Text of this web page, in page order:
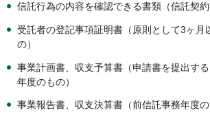
信託行為の内容を確認できる書類（信託契約
受託者の登記事項証明書（原則として3ヶ月
の）
事業計画書、収支予算書（申請書を提出す
年度のもの）
事業報告書、収支決算書（前信託事務年度の